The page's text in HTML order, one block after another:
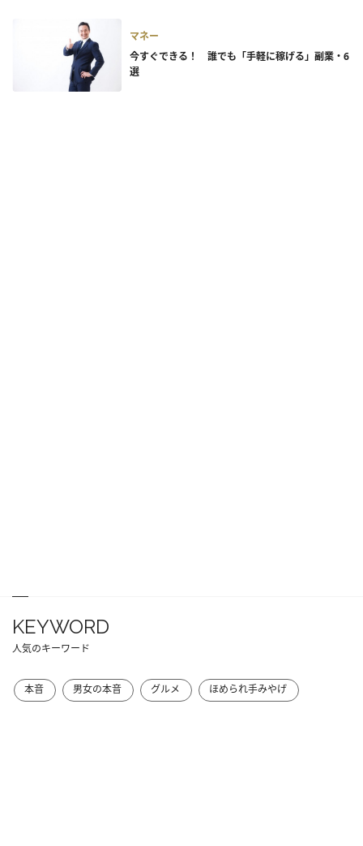
マネー
今すぐできる！ 誰でも「手軽に稼げる」副業・6
選
KEYWORD
人気のキーワード
本音 男女の本音 グルメ ほめられ手みやげ